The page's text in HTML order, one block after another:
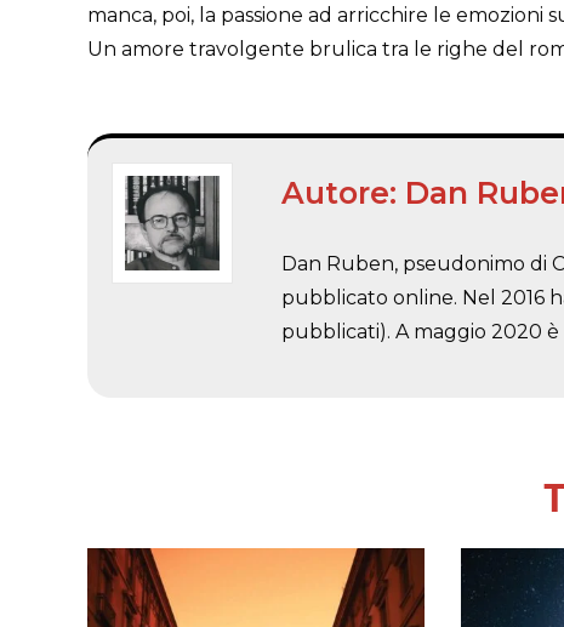
manca, poi, la passione ad arricchire le
Un amore travolgente brulica tra le righe del
Autore: Dan
Dan Ruben, pseudonimo di
pubblicato online. Nel 2016
pubblicati). A maggio 2020 è